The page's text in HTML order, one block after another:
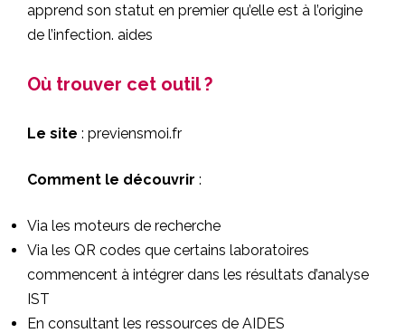
apprend son statut en premier qu’elle est à l’origine
de l’infection. aides
Où trouver cet outil ?
Le site : previensmoi.fr
Comment le découvrir :
Via les moteurs de recherche
Via les QR codes que certains laboratoires
commencent à intégrer dans les résultats d’analyse
IST
En consultant les ressources de AIDES